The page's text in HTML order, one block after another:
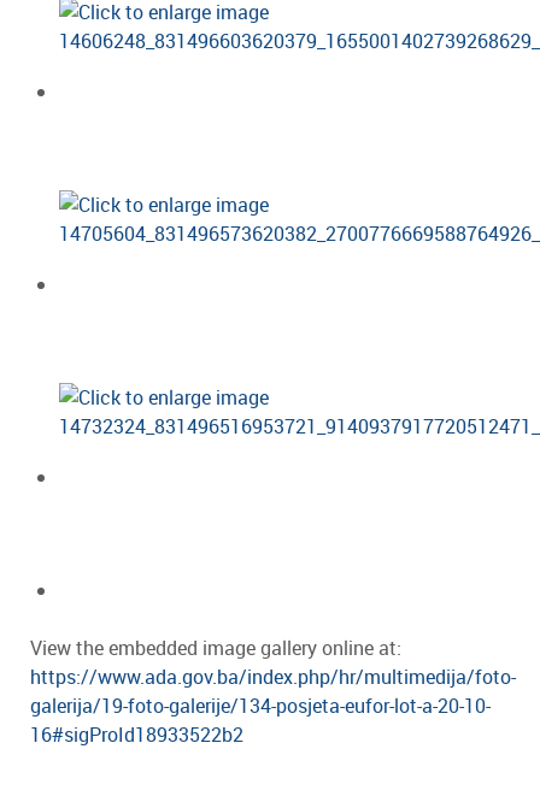
View the embedded image gallery online at:
https://www.ada.gov.ba/index.php/hr/multimedija/foto-
galerija/19-foto-galerije/134-posjeta-eufor-lot-a-20-10-
16#sigProId18933522b2